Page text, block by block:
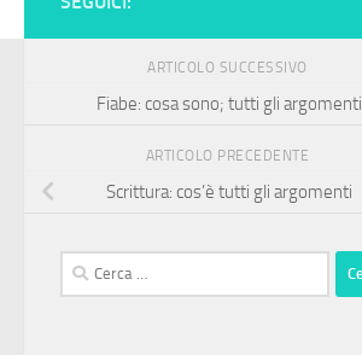
ARTICOLO SUCCESSIVO
Fiabe: cosa sono; tutti gli argomenti
ARTICOLO PRECEDENTE
Scrittura: cos’è tutti gli argomenti
Ricerca
per: